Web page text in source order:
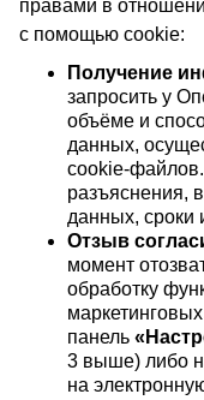
правами в
с помощью cookie:
Получение
запросить у
объёме и
данных,
cookie-
разъяснения,
данных, сроки
Отзыв
момент
обработку
панель
3 выше) либо
на